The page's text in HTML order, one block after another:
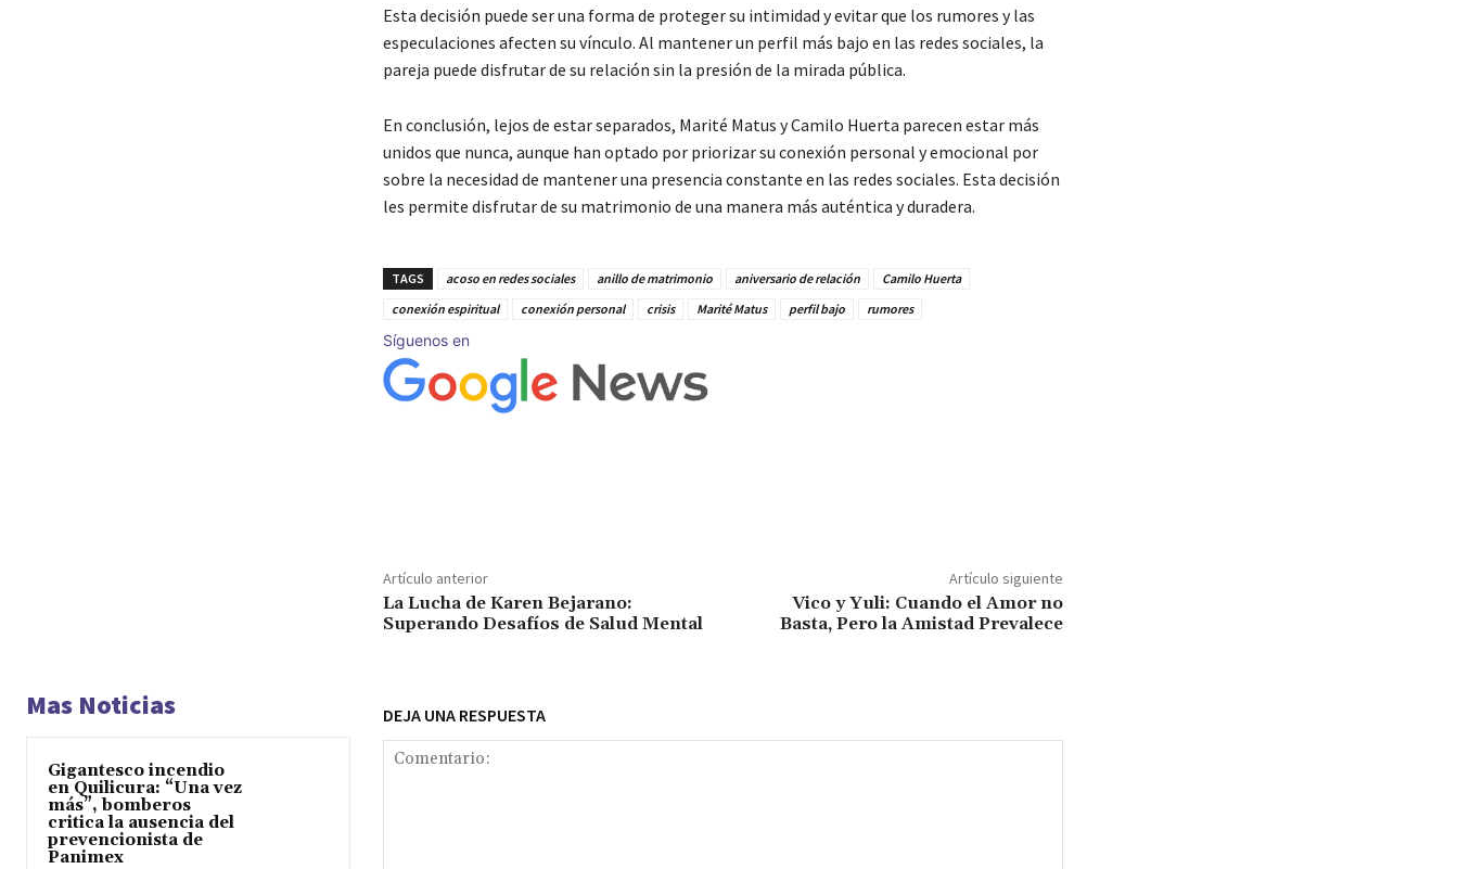
Esta decisión puede ser una forma de proteger su intimidad y evitar que los rumores y las
especulaciones afecten su vínculo. Al mantener un perfil más bajo en las redes sociales, la
pareja puede disfrutar de su relación sin la presión de la mirada pública.
En conclusión, lejos de estar separados, Marité Matus y Camilo Huerta parecen estar más
unidos que nunca, aunque han optado por priorizar su conexión personal y emocional por
sobre la necesidad de mantener una presencia constante en las redes sociales. Esta decisión
les permite disfrutar de su matrimonio de una manera más auténtica y duradera.
TAGS acoso en redes sociales anillo de matrimonio aniversario de relación
Camilo Huerta
conexión espiritual
conexión personal crisis Marité Matus perfil bajo rumores
Síguenos en
Artículo anterior
La Lucha de Karen Bejarano:
Superando Desafíos de Salud Mental
Artículo siguiente
Vico y Yuli: Cuando el Amor no
Basta, Pero la Amistad Prevalece
Mas Noticias
Gigantesco incendio
en Quilicura: “Una vez
más”, bomberos
critica la ausencia del
prevencionista de
Panimex
DEJA UNA RESPUESTA